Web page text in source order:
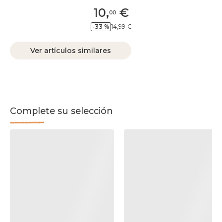
10,00€
-33 % 14,99 €
Ver artículos similares
Complete su selección